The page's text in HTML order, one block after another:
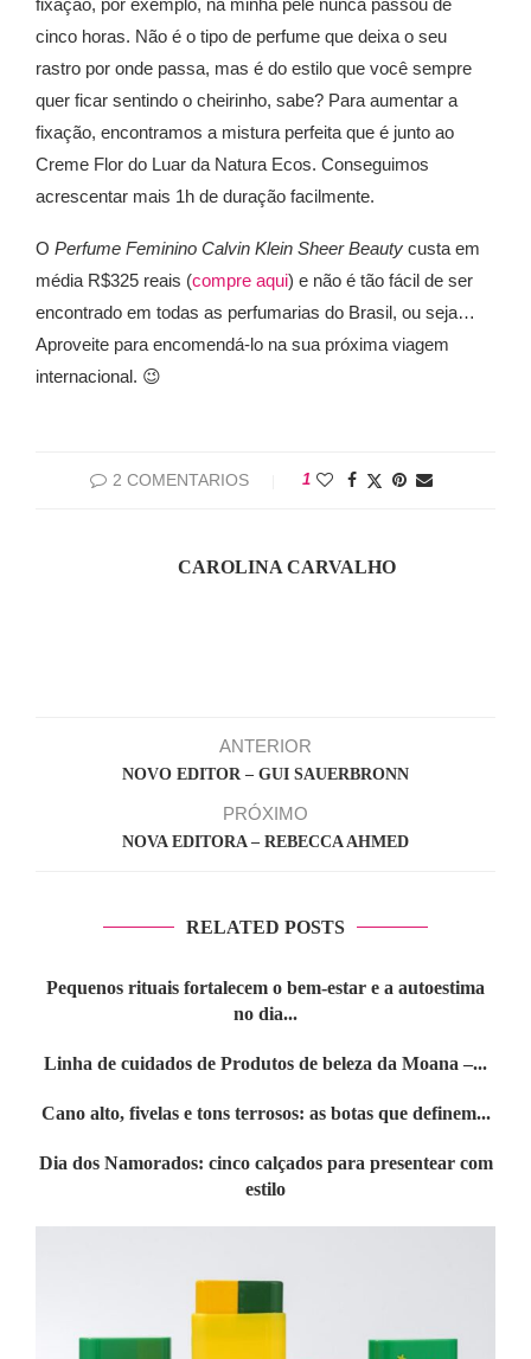
fixação, por exemplo, na minha pele nunca passou de
cinco horas. Não é o tipo de perfume que deixa o seu
rastro por onde passa, mas é do estilo que você sempre
quer ficar sentindo o cheirinho, sabe? Para aumentar a
fixação, encontramos a mistura perfeita que é junto ao
Creme Flor do Luar da Natura Ecos. Conseguimos
acrescentar mais 1h de duração facilmente.
O Perfume Feminino Calvin Klein Sheer Beauty custa em
média R$325 reais (compre aqui) e não é tão fácil de ser
encontrado em todas as perfumarias do Brasil, ou seja…
Aproveite para encomendá-lo na sua próxima viagem
internacional. 😉
2 COMENTARIOS 1
CAROLINA CARVALHO
ANTERIOR
NOVO EDITOR – GUI SAUERBRONN
PRÓXIMO
NOVA EDITORA – REBECCA AHMED
RELATED POSTS
Pequenos rituais fortalecem o bem-estar e a autoestima
no dia...
Linha de cuidados de Produtos de beleza da Moana –...
Cano alto, fivelas e tons terrosos: as botas que definem...
Dia dos Namorados: cinco calçados para presentear com
estilo